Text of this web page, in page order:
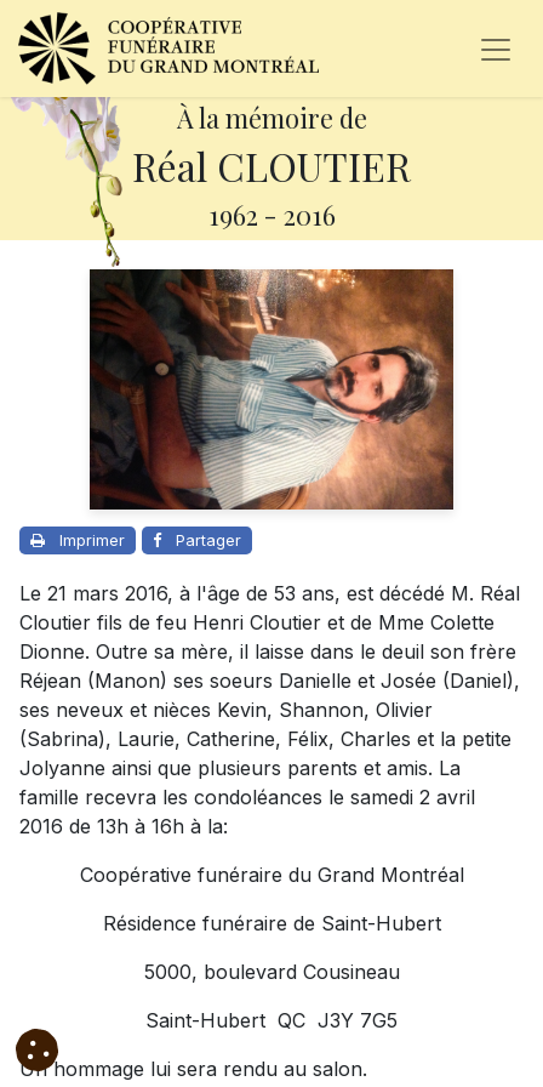
À la mémoire de
Réal CLOUTIER
1962 - 2016
Imprimer Partager
Le 21 mars 2016, à l'âge de 53 ans, est décédé M. Réal
Cloutier fils de feu Henri Cloutier et de Mme Colette
Dionne. Outre sa mère, il laisse dans le deuil son frère
Réjean (Manon) ses soeurs Danielle et Josée (Daniel),
ses neveux et nièces Kevin, Shannon, Olivier
(Sabrina), Laurie, Catherine, Félix, Charles et la petite
Jolyanne ainsi que plusieurs parents et amis. La
famille recevra les condoléances le samedi 2 avril
2016 de 13h à 16h à la:
Coopérative funéraire du Grand Montréal
Résidence funéraire de Saint-Hubert
5000, boulevard Cousineau
Saint-Hubert QC J3Y 7G5
Un hommage lui sera rendu au salon.